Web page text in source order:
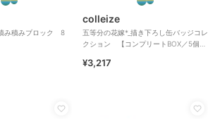
み積みブロック 8
colleize
五等分の花嫁*_描き下ろし缶バッジコレ
クション 【コンプリートBOX／5個入
¥3,217